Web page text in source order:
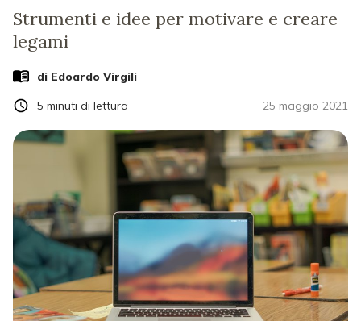
Strumenti e idee per motivare e creare
legami
di Edoardo Virgili
25 maggio 2021
5 minuti di lettura